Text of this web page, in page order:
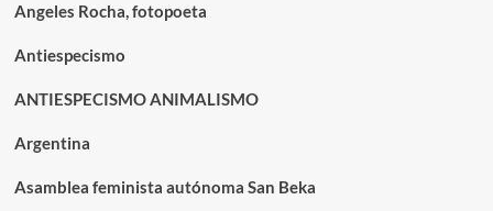
Angeles Rocha, fotopoeta
Antiespecismo
ANTIESPECISMO ANIMALISMO
Argentina
Asamblea feminista autónoma San Beka